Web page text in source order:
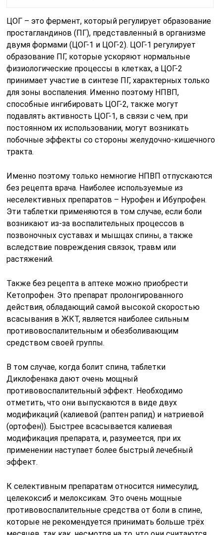
ЦОГ – это фермент, который регулирует образование
простагландинов (ПГ), представленный в организме
двумя формами (ЦОГ-1 и ЦОГ-2). ЦОГ-1 регулирует
образование ПГ, которые ускоряют нормальные
физиологические процессы в клетках, а ЦОГ-2
принимает участие в синтезе ПГ, характерных только
для зоны воспаления. Именно поэтому НПВП,
способные ингибировать ЦОГ-2, также могут
подавлять активность ЦОГ-1, в связи с чем, при
постоянном их использовании, могут возникать
побочные эффекты со стороны желудочно-кишечного
тракта.
Именно поэтому только немногие НПВП отпускаются
без рецепта врача. Наиболее используемые из
неселективных препаратов – Нурофен и Ибупрофен.
Эти таблетки применяются в том случае, если боли
возникают из-за воспалительных процессов в
позвоночных суставах и мышцах спины, а также
вследствие повреждения связок, травм или
растяжений.
Также без рецепта в аптеке можно приобрести
Кетопрофен. Это препарат пролонгированного
действия, обладающий самой высокой скоростью
всасывания в ЖКТ, является наиболее сильным
противовоспалительным и обезболивающим
средством своей группы.
В том случае, когда болит спина, таблетки
Диклофенака дают очень мощный
противовоспалительный эффект. Необходимо
отметить, что они выпускаются в виде двух
модификаций (калиевой (раптен рапид) и натриевой
(ортофен)). Быстрее всасывается калиевая
модификация препарата, и, разумеется, при их
применении наступает более быстрый лечебный
эффект.
К селективным препаратам относится нимесулид,
целекоксиб и мелоксикам. Это очень мощные
противовоспалительные средства от боли в спине,
которые не рекомендуется принимать больше трёх